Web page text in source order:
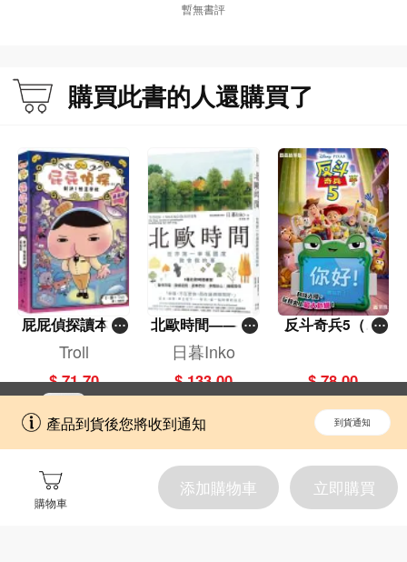
產品到貨後您將收到通知 到貨通知
購物車
添加購物車 立即購買
暫無書評
購買此書的人還購買了
屁屁偵探讀本(1
3)－－對決！怪
篇）
Troll
$ 71.70
北歐時間——世
界第一幸福國度
教會我的事
日暮Inko
$ 133.00
反斗奇兵5（圖
$ 78.00
擁抱更全面的購物和文化體驗。
開啟